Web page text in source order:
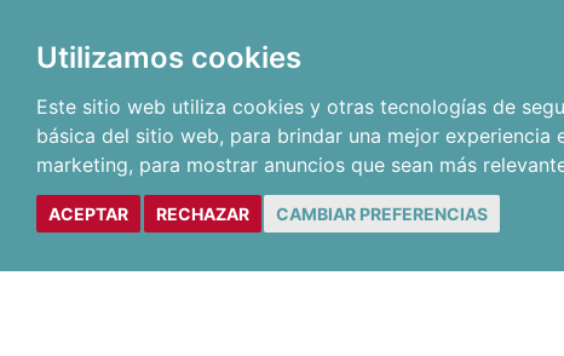
Utilizamos cookies
Este sitio web utiliza cookies y otras tecnologías de
básica del sitio web, para brindar una mejor experiencia
marketing, para mostrar anuncios que sean más
ACEPTAR RECHAZAR CAMBIAR PREFERENCIAS